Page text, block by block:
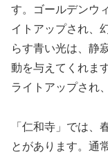
す。ゴールデンウ
イトアップされ、
らす青い光は、静
動を与えてくれま
ライトアップされ
「仁和寺」では、
とがあります。通